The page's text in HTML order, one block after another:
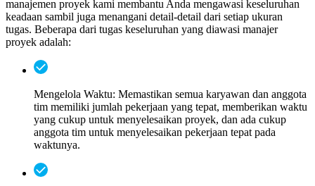
manajemen proyek kami membantu Anda mengawasi keseluruhan
keadaan sambil juga menangani detail-detail dari setiap ukuran
tugas. Beberapa dari tugas keseluruhan yang diawasi manajer
proyek adalah:
Mengelola Waktu: Memastikan semua karyawan dan anggota
tim memiliki jumlah pekerjaan yang tepat, memberikan waktu
yang cukup untuk menyelesaikan proyek, dan ada cukup
anggota tim untuk menyelesaikan pekerjaan tepat pada
waktunya.